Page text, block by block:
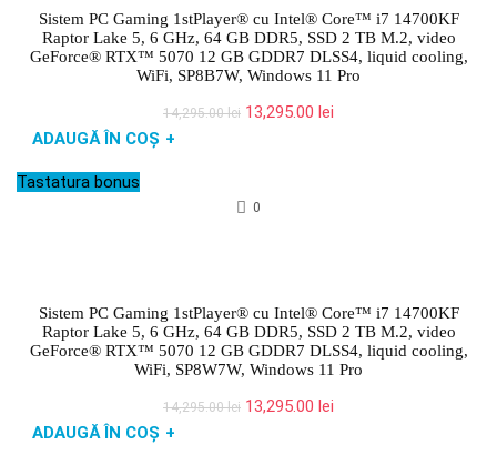
Sistem PC Gaming 1stPlayer® cu Intel® Core™ i7 14700KF
Raptor Lake 5, 6 GHz, 64 GB DDR5, SSD 2 TB M.2, video
GeForce® RTX™ 5070 12 GB GDDR7 DLSS4, liquid cooling,
WiFi, SP8B7W, Windows 11 Pro
14,295.00lei Prețul
13,295.00 lei
ADAUGĂ ÎN COȘ +
Tastatura bonus
0
Sistem PC Gaming 1stPlayer® cu Intel® Core™ i7 14700KF
Raptor Lake 5, 6 GHz, 64 GB DDR5, SSD 2 TB M.2, video
GeForce® RTX™ 5070 12 GB GDDR7 DLSS4, liquid cooling,
WiFi, SP8W7W, Windows 11 Pro
14,295.00lei Prețul
13,295.00 lei
ADAUGĂ ÎN COȘ +